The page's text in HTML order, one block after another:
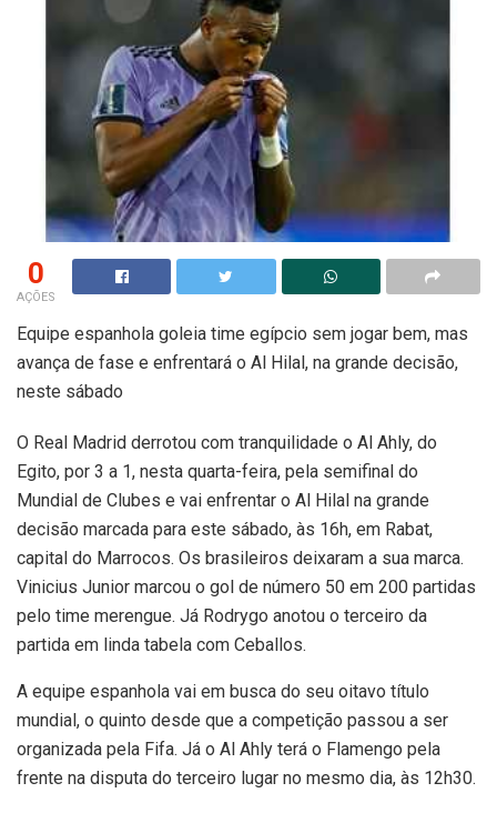
0
AÇÕES
Equipe espanhola goleia time egípcio sem jogar bem, mas
avança de fase e enfrentará o Al Hilal, na grande decisão,
neste sábado
O Real Madrid derrotou com tranquilidade o Al Ahly, do
Egito, por 3 a 1, nesta quarta-feira, pela semifinal do
Mundial de Clubes e vai enfrentar o Al Hilal na grande
decisão marcada para este sábado, às 16h, em Rabat,
capital do Marrocos. Os brasileiros deixaram a sua marca.
Vinicius Junior marcou o gol de número 50 em 200 partidas
pelo time merengue. Já Rodrygo anotou o terceiro da
partida em linda tabela com Ceballos.
A equipe espanhola vai em busca do seu oitavo título
mundial, o quinto desde que a competição passou a ser
organizada pela Fifa. Já o Al Ahly terá o Flamengo pela
frente na disputa do terceiro lugar no mesmo dia, às 12h30.